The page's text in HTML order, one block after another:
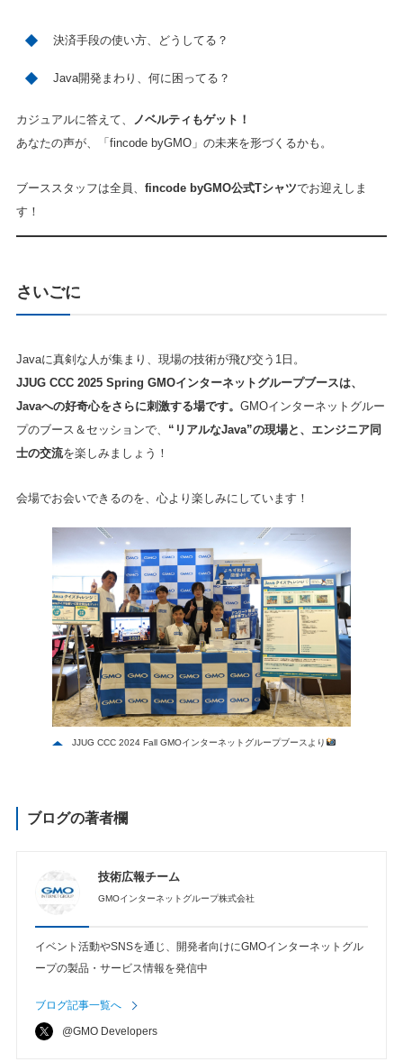
決済手段の使い方、どうしてる？
Java開発まわり、何に困ってる？
カジュアルに答えて、
ノベルティもゲット！
あなたの声が、「fincode byGMO」の未来を形づくるかも。
ブーススタッフは全員、 fincode byGMO公式Tシャツでお迎えしま
す！
さいごに
Javaに真剣な人が集まり、現場の技術が飛び交う1日。
JJUG CCC 2025 Spring GMOインターネットグループブースは、
Javaへの好奇心をさらに刺激する場です。 GMOインターネットグルー
プのブース＆セッションで、 “リアルなJava”の現場と、エンジニア同
士の交流を楽しみましょう！
会場でお会いできるのを、心より楽しみにしています！
JJUG CCC 2024 Fall GMOインターネットグループブースより
ブログの著者欄
技術広報チーム
GMOインターネットグループ株式会社
イベント活動やSNSを通じ、開発者向けにGMOインターネットグル
ープの製品・サービス情報を発信中
ブログ記事一覧へ
@GMO Developers